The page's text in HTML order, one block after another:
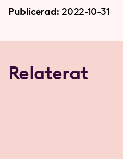
Publicerad: 2022-10-31
Relaterat